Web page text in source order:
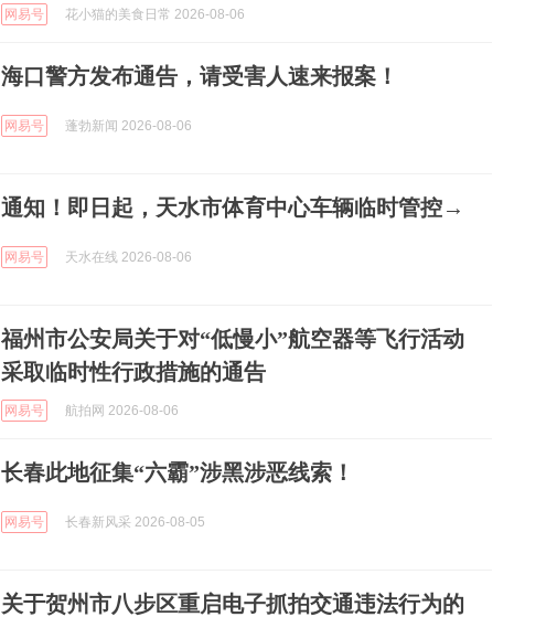
网易号 花小猫的美食日常 2026-08-06
海口警方发布通告，请受害人速来报案！
网易号 蓬勃新闻 2026-08-06
通知！即日起，天水市体育中心车辆临时管控→
网易号 天水在线 2026-08-06
福州市公安局关于对“低慢小”航空器等飞行活动
采取临时性行政措施的通告
网易号 航拍网 2026-08-06
长春此地征集“六霸”涉黑涉恶线索！
网易号 长春新风采 2026-08-05
关于贺州市八步区重启电子抓拍交通违法行为的